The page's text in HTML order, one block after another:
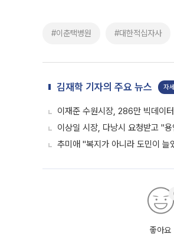
#이춘택병원 #대한적십자사
김재학 기자의 주요 뉴스 자
이재준 수원시장, 286만 빅데이
이상일 시장, 다낭시 요청받고 "
추미애 "복지가 아니라 도민이
좋아요